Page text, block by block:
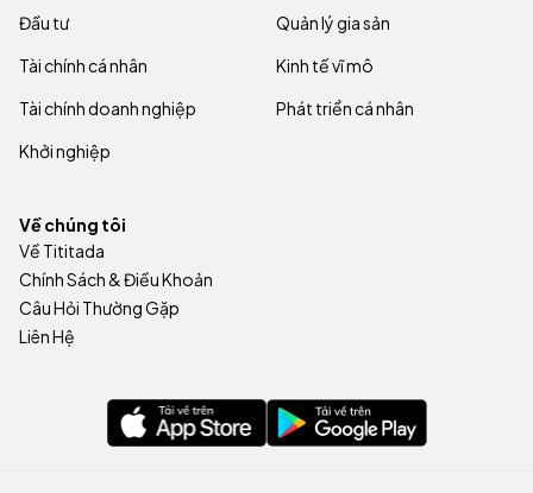
Đầu tư
Quản lý gia sản
Tài chính cá nhân
Kinh tế vĩ mô
Tài chính doanh nghiệp
Phát triển cá nhân
Khởi nghiệp
Về chúng tôi
Về Tititada
Chính Sách & Điều Khoản
Câu Hỏi Thường Gặp
Liên Hệ